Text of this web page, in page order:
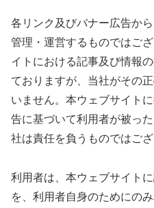
各リンク及びバナー広告か
管理・運営するものではご
イトにおける記事及び情報
ておりますが、当社がその
いません。本ウェブサイト
告に基づいて利用者が被っ
社は責任を負うものではござ
利用者は、本ウェブサイト
を、利用者自身のためにの